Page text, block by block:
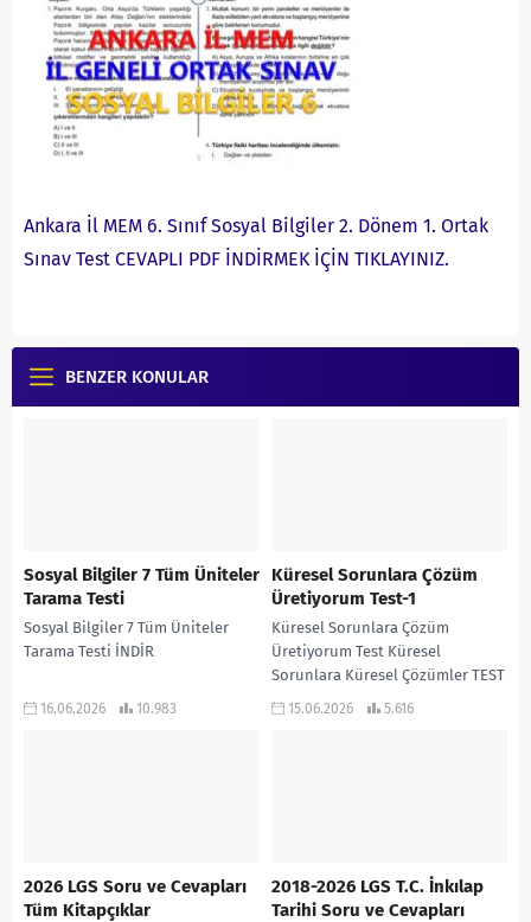
Ankara İl MEM 6. Sınıf Sosyal Bilgiler 2. Dönem 1. Ortak
Sınav Test CEVAPLI PDF İNDİRMEK İÇİN TIKLAYINIZ.
BENZER KONULAR
Sosyal Bilgiler 7 Tüm Üniteler
Tarama Testi
Sosyal Bilgiler 7 Tüm Üniteler
Tarama Testi İNDİR
16.06.2026 10.983
Küresel Sorunlara Çözüm
Üretiyorum Test-1
Küresel Sorunlara Çözüm
Üretiyorum Test Küresel
Sorunlara Küresel Çözümler TEST
1 İNDİR
15.06.2026 5.616
2026 LGS Soru ve Cevapları
Tüm Kitapçıklar
2018-2026 LGS T.C. İnkılap
Tarihi Soru ve Cevapları